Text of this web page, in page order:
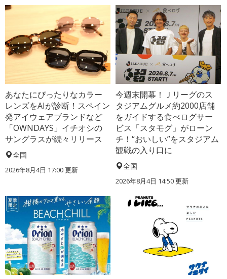
あなたにぴったりなカラー
レンズをAIが診断！スペイン
発アイウェアブランドなど
「OWNDAYS」イチオシの
サングラスが続々リリース
全国
2026年8月4日 17:00更新
今週末開幕！Ｊリーグのス
タジアムグルメ約2000店舗
をガイドする食べログサー
ビス「スタモグ」がローン
チ！“おいしい”をスタジアム
観戦の入り口に
全国
2026年8月4日 14:50更新